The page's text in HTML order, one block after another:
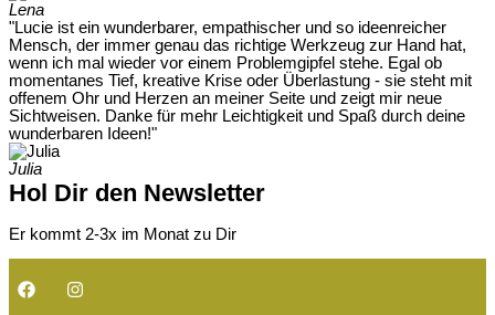
Lena
"Lucie ist ein wunderbarer, empathischer und so ideenreicher
Mensch, der immer genau das richtige Werkzeug zur Hand hat,
wenn ich mal wieder vor einem Problemgipfel stehe. Egal ob
momentanes Tief, kreative Krise oder Überlastung - sie steht mit
offenem Ohr und Herzen an meiner Seite und zeigt mir neue
Sichtweisen. Danke für mehr Leichtigkeit und Spaß durch deine
wunderbaren Ideen!"
Julia
Hol Dir den Newsletter
Er kommt 2-3x im Monat zu Dir